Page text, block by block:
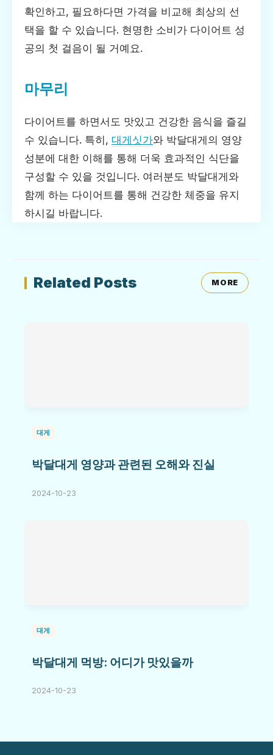
확인하고, 필요하다면 가격을 비교해 최상의 선
택을 할 수 있습니다. 현명한 소비가 다이어트 성
공의 첫 걸음이 될 거예요.
마무리
다이어트를 하면서도 맛있고 건강한 음식을 즐길
수 있습니다. 특히, 대게싯가와 박달대게의 영양
성분에 대한 이해를 통해 더욱 효과적인 식단을
구성할 수 있을 것입니다. 여러분도 박달대게와
함께 하는 다이어트를 통해 건강한 체중을 유지
하시길 바랍니다.
Related Posts MORE
대게
박달대게 영양과 관련된 오해와 진실
2024-10-23
대게
박달대게 먹방: 어디가 맛있을까
2024-10-23